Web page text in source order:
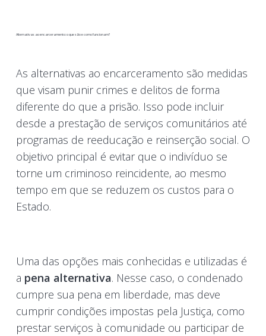
Alternativas ao encarceramento: o que são e como funcionam?
As alternativas ao encarceramento são medidas
que visam punir crimes e delitos de forma
diferente do que a prisão. Isso pode incluir
desde a prestação de serviços comunitários até
programas de reeducação e reinserção social. O
objetivo principal é evitar que o indivíduo se
torne um criminoso reincidente, ao mesmo
tempo em que se reduzem os custos para o
Estado.
Uma das opções mais conhecidas e utilizadas é
a pena alternativa. Nesse caso, o condenado
cumpre sua pena em liberdade, mas deve
cumprir condições impostas pela Justiça, como
prestar serviços à comunidade ou participar de